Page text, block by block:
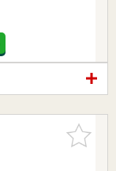
お気に入
りに追加